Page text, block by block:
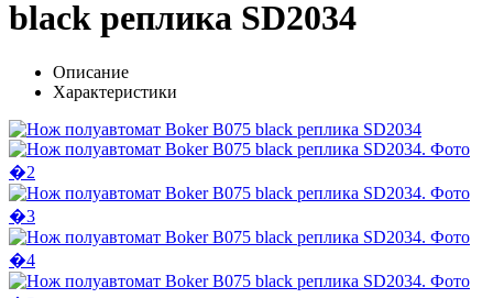
black реплика SD2034
Описание
Характеристики